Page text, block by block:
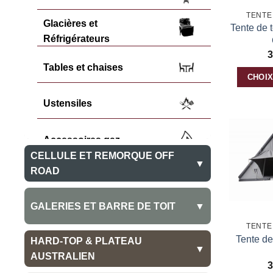
CELLULE ET REMORQUE OFF
ROAD
▼
Cellule Fixe
Remorque Off Road
GALERIES ET BARRE DE TOIT ▼
Galeries
HARD-TOP & PLATEAU
AUSTRALIEN
▼
Glacières et
Réfrigérateurs
Tables et chaises
Ustensiles
Accessoires gaz
Divers
Tente de
plusieurs
variations.
Les
options
choisies
sur
Tente